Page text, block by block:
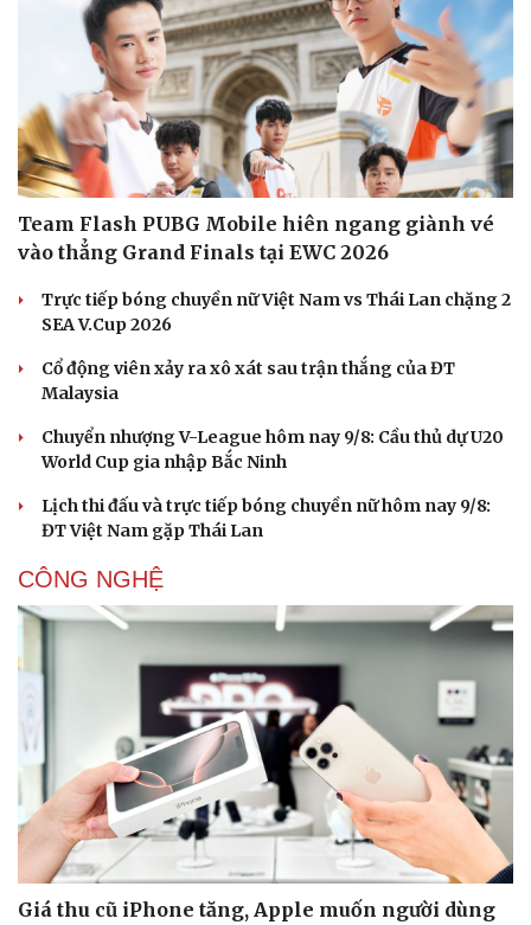
Team Flash PUBG Mobile hiên ngang giành vé
vào thẳng Grand Finals tại EWC 2026
Trực tiếp bóng chuyền nữ Việt Nam vs Thái Lan chặng 2
SEA V.Cup 2026
Cổ động viên xảy ra xô xát sau trận thắng của ĐT
Malaysia
Chuyển nhượng V-League hôm nay 9/8: Cầu thủ dự U20
World Cup gia nhập Bắc Ninh
Lịch thi đấu và trực tiếp bóng chuyền nữ hôm nay 9/8:
ĐT Việt Nam gặp Thái Lan
CÔNG NGHỆ
Giá thu cũ iPhone tăng, Apple muốn người dùng